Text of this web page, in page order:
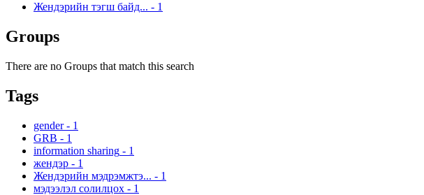
Жендэрийн тэгш байд... - 1
Groups
There are no Groups that match this search
Tags
gender - 1
GRB - 1
information sharing - 1
жендэр - 1
Жендэрийн мэдрэмжтэ... - 1
мэдээлэл солилцох - 1